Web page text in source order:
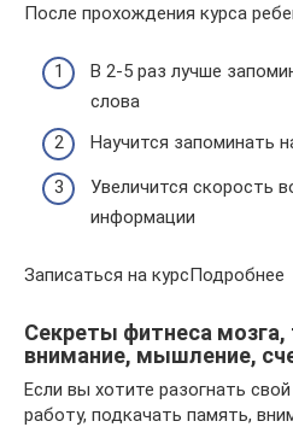
После прохождения курса
В 2-5 раз лучше
слова
Научится запоминать
Увеличится скорость
информации
Записаться на курсПодробнее
Секреты фитнеса мозга,
внимание, мышление,
Если вы хотите разогнать
работу, подкачать память,